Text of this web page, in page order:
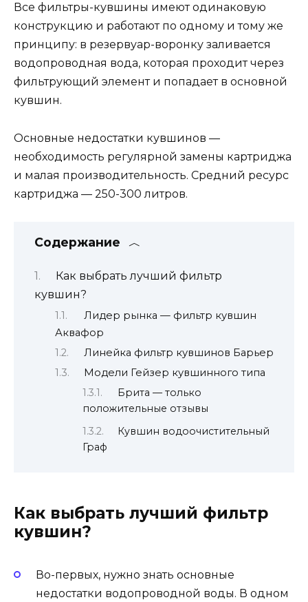
Все фильтры-кувшины имеют одинаковую
конструкцию и работают по одному и тому же
принципу: в резервуар-воронку заливается
водопроводная вода, которая проходит через
фильтрующий элемент и попадает в основной
кувшин.
Основные недостатки кувшинов —
необходимость регулярной замены картриджа
и малая производительность. Средний ресурс
картриджа — 250-300 литров.
Содержание
Как выбрать лучший фильтр
кувшин?
Лидер рынка — фильтр кувшин
Аквафор
Линейка фильтр кувшинов Барьер
Модели Гейзер кувшинного типа
Брита — только
положительные отзывы
Кувшин водоочистительный
Граф
Как выбрать лучший фильтр
кувшин?
Во-первых, нужно знать основные
недостатки водопроводной воды. В одном